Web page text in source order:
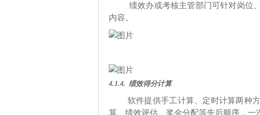
绩效办或考核主管部门可针对岗位
内容。
4.1.4. 绩效得分计算
软件提供手工计算、定时计算两种
算、绩效评估、奖金分配等先后顺序，